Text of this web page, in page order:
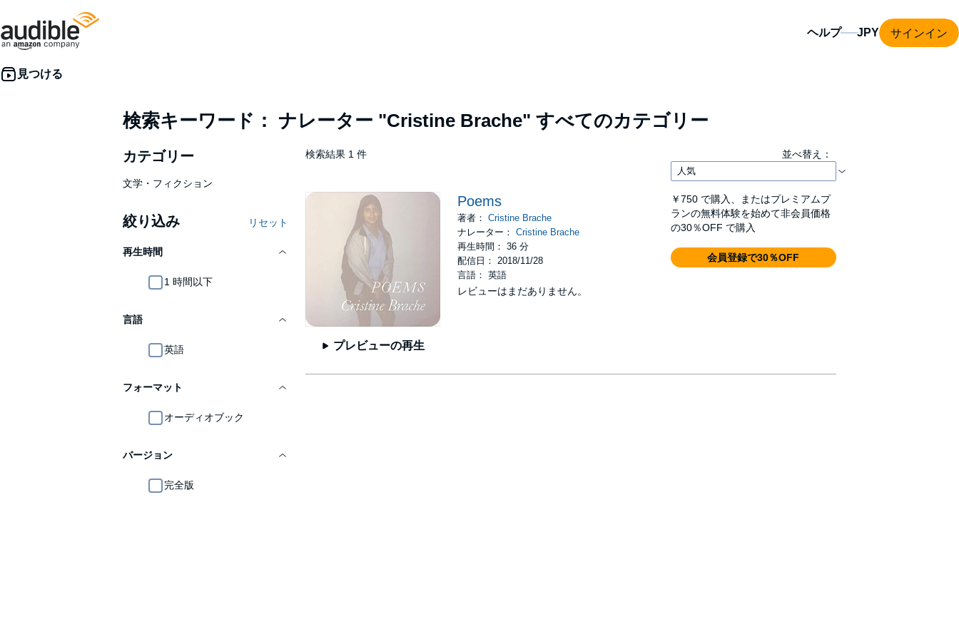
ヘルプ サインイン
検索キーワード： ナレーター "Cristine Brache" すべてのカテゴリー
カテゴリー
文学・フィクション
絞り込み リセット
再生時間
1 時間以下
言語
英語
フォーマット
オーディオブック
バージョン
完全版
検索結果 1 件 並べ替え：
プレビューの再生
Poems
著者：Cristine Brache
ナレーター：Cristine Brache
再生時間： 36 分
配信日： 2018/11/28
言語： 英語
レビューはまだありません。
￥750 で購入、またはプレミアムプ
ランの無料体験を始めて非会員価格
の30％OFF で購入
会員登録で30％OFF